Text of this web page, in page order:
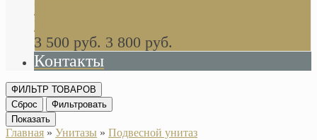
Khala Colombo аксессуары (серия) В
НАЛИЧИИ
3 500 руб. 3 800 руб.
Контакты
ФИЛЬТР ТОВАРОВ
Сброс
Фильтровать
Показать
Главная » Унитазы » Подвесной унитаз